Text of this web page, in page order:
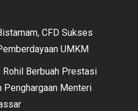
CFD Sukses
UMKM
Berbuah Prestasi
Penghargaan Menteri